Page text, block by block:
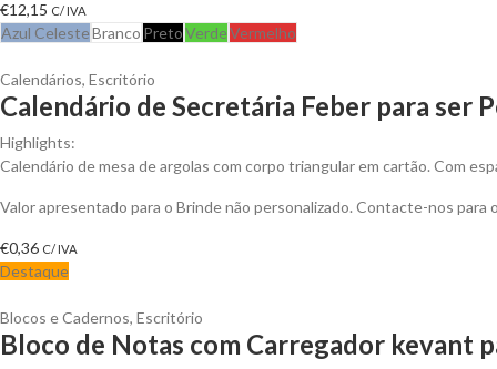
€12,15 C/ IVA
Azul CelesteBranco PretoVerdeVermelho
Calendários, Escritório
Calendário de Secretária Feber para ser
Highlights:
Calendário de mesa de argolas com corpo triangular em cartão. Com
Valor apresentado para o Brinde não personalizado. Contacte-nos
€0,36 C/ IVA
Destaque
Blocos e Cadernos, Escritório
Bloco de Notas com Carregador kevant